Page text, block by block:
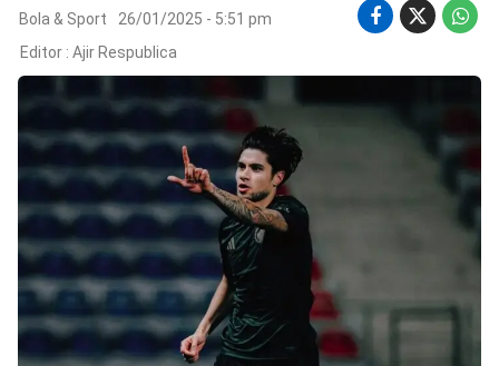
2026
Respublica
.
Right
Reserved
Bola & Sport
26/01/2025 - 5:51 pm
Editor : Ajir Respublica